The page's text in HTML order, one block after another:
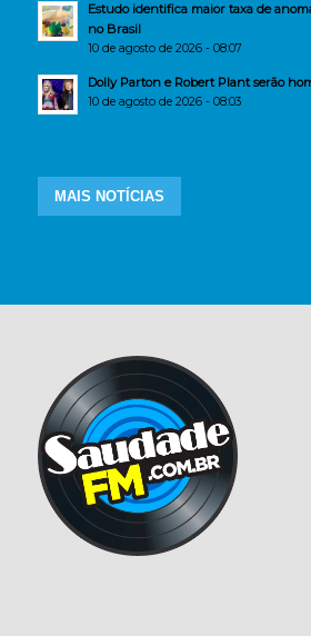
Estudo identifica maior taxa de
no Brasil
10 de agosto de 2026 - 08:07
Dolly Parton e Robert Plant serão
10 de agosto de 2026 - 08:03
MAIS NOTÍCIAS